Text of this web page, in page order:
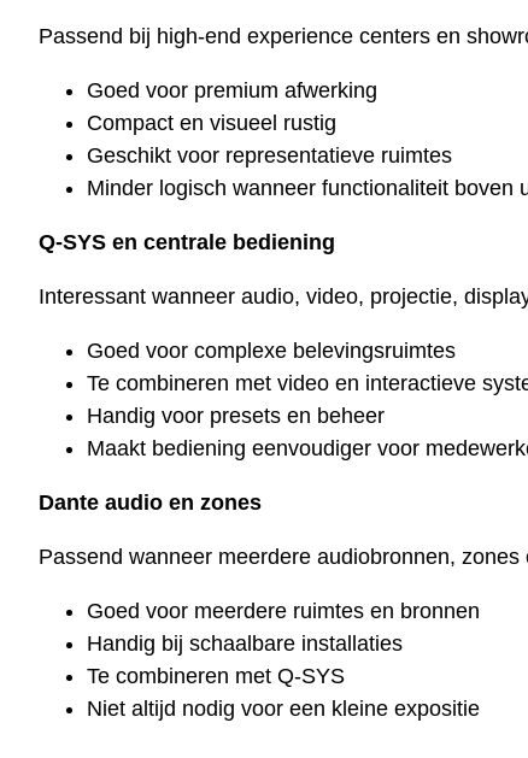
Passend bij high-end experience centers en
Goed voor premium afwerking
Compact en visueel rustig
Geschikt voor representatieve ruimtes
Minder logisch wanneer functionaliteit boven
Q-SYS en centrale bediening
Interessant wanneer audio, video, projectie,
Goed voor complexe belevingsruimtes
Te combineren met video en interactieve
Handig voor presets en beheer
Maakt bediening eenvoudiger voor
Dante audio en zones
Passend wanneer meerdere audiobronnen,
Goed voor meerdere ruimtes en bronnen
Handig bij schaalbare installaties
Te combineren met Q-SYS
Niet altijd nodig voor een kleine expositie